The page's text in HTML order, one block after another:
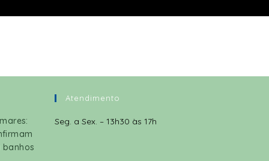
Atendimento
Seg. a Sex. – 13h30 às 17h